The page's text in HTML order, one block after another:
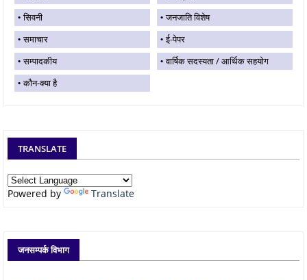
सिवनी
जनजाति विशेष
समाचार
ई-पेपर
सम्पादकीय
वार्षिक सदस्यता / आर्थिक सहयोग
कौन-क्या है
TRANSLATE
Powered by Translate
जनसम्पर्क विभाग